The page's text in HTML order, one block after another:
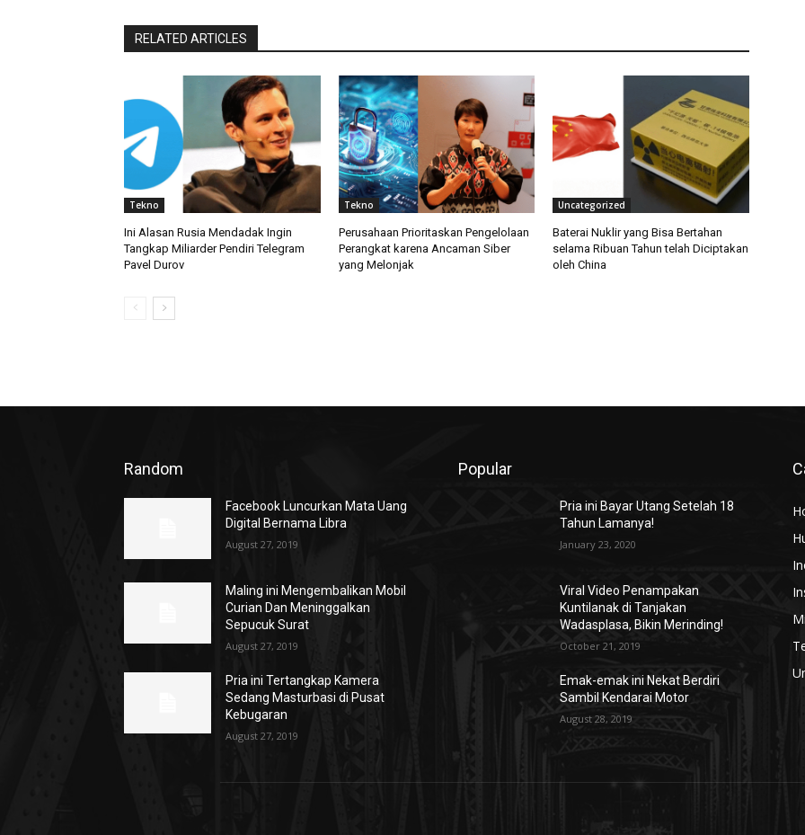
RELATED ARTICLES
Tekno
Ini Alasan Rusia Mendadak Ingin
Tangkap Miliarder Pendiri Telegram
Pavel Durov
Tekno
Perusahaan Prioritaskan Pengelolaan
Perangkat karena Ancaman Siber
yang Melonjak
Uncategorized
Baterai Nuklir yang Bisa Bertahan
selama Ribuan Tahun telah Diciptakan
oleh China
Random
Facebook Luncurkan Mata Uang
Digital Bernama Libra
August 27, 2019
Maling ini Mengembalikan Mobil
Curian Dan Meninggalkan
Sepucuk Surat
August 27, 2019
Pria ini Tertangkap Kamera
Sedang Masturbasi di Pusat
Kebugaran
August 27, 2019
Popular
Pria ini Bayar Utang Setelah 18
Tahun Lamanya!
January 23, 2020
Viral Video Penampakan
Kuntilanak di Tanjakan
Wadasplasa, Bikin Merinding!
October 21, 2019
Emak-emak ini Nekat Berdiri
Sambil Kendarai Motor
August 28, 2019